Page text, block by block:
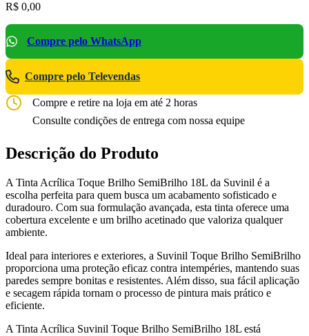
R$ 0,00
Compre pelo WhatsApp
Compre pelo Televendas
Compre e retire na loja em até 2 horas
Consulte condições de entrega com nossa equipe
Descrição do Produto
A Tinta Acrílica Toque Brilho SemiBrilho 18L da Suvinil é a
escolha perfeita para quem busca um acabamento sofisticado e
duradouro. Com sua formulação avançada, esta tinta oferece uma
cobertura excelente e um brilho acetinado que valoriza qualquer
ambiente.
Ideal para interiores e exteriores, a Suvinil Toque Brilho SemiBrilho
proporciona uma proteção eficaz contra intempéries, mantendo suas
paredes sempre bonitas e resistentes. Além disso, sua fácil aplicação
e secagem rápida tornam o processo de pintura mais prático e
eficiente.
A Tinta Acrílica Suvinil Toque Brilho SemiBrilho 18L está